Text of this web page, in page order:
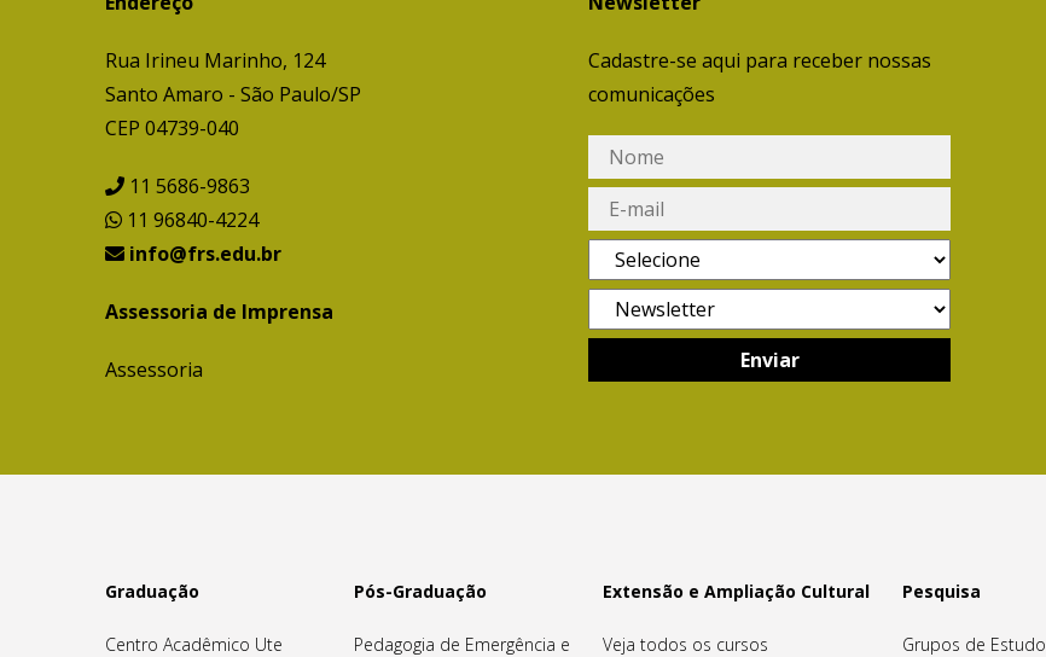
Rua Irineu Marinho, 124
Santo Amaro - São Paulo/SP
CEP 04739-040
11 5686-9863
11 96840-4224
info@frs.edu.br
Assessoria de Imprensa
Assessoria
Cadastre-se aqui para receber nossas
comunicações
Graduação
Centro Acadêmico Ute
Pós-Graduação
Pedagogia de Emergência e
Extensão e Ampliação Cultural
Veja todos os cursos
Pesquisa
Grupos de Estudo